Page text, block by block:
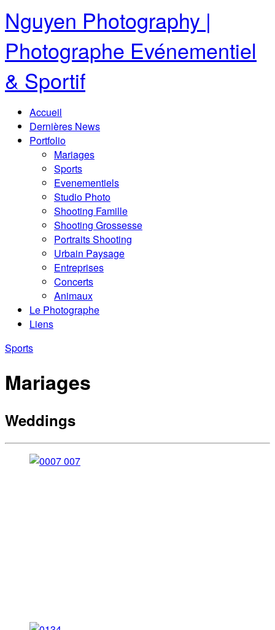
Nguyen Photography |
Photographe Evénementiel
& Sportif
Accueil
Dernières News
Portfolio
Mariages
Sports
Evenementiels
Studio Photo
Shooting Famille
Shooting Grossesse
Portraits Shooting
Urbain Paysage
Entreprises
Concerts
Animaux
Le Photographe
Liens
Sports
Mariages
Weddings